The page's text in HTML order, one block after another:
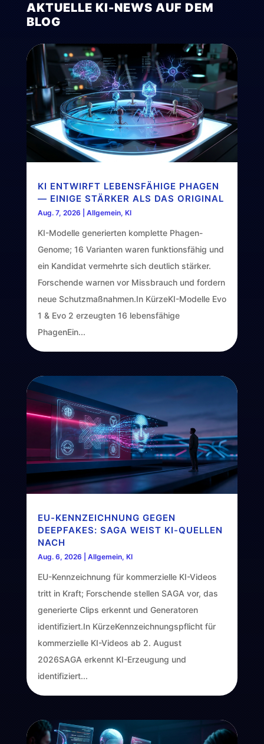
AKTUELLE KI-NEWS AUF DEM
BLOG
KI ENTWIRFT LEBENSFÄHIGE PHAGEN
— EINIGE STÄRKER ALS DAS ORIGINAL
Aug. 7, 2026 Allgemein, KI
KI-Modelle generierten komplette Phagen-
Genome; 16 Varianten waren funktionsfähig und
ein Kandidat vermehrte sich deutlich stärker.
Forschende warnen vor Missbrauch und fordern
neue Schutzmaßnahmen.In KürzeKI-Modelle Evo
1 & Evo 2 erzeugten 16 lebensfähige
PhagenEin...
EU-KENNZEICHNUNG GEGEN
DEEPFAKES: SAGA WEIST KI-QUELLEN
NACH
Aug. 6, 2026 Allgemein, KI
EU-Kennzeichnung für kommerzielle KI-Videos
tritt in Kraft; Forschende stellen SAGA vor, das
generierte Clips erkennt und Generatoren
identifiziert.In KürzeKennzeichnungspflicht für
kommerzielle KI-Videos ab 2. August
2026SAGA erkennt KI-Erzeugung und
identifiziert...